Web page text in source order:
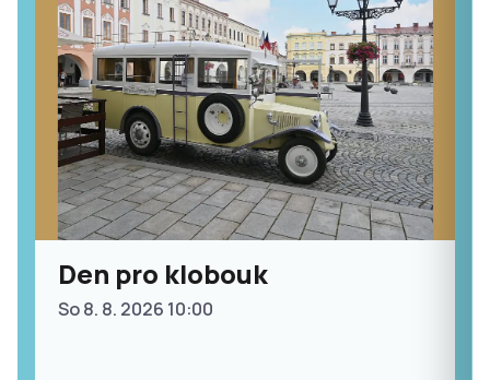
Den pro klobouk
So 8. 8. 2026 10:00